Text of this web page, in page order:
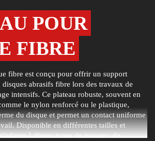
POUR
FIBRE
fibre est conçu pour offrir un support
disques abrasifs fibre lors des travaux de
intensifs. Ce plateau robuste, souvent en
le nylon renforcé ou le plastique,
du disque et permet un contact uniforme
Disponible en différentes tailles et
à divers types de travaux, du